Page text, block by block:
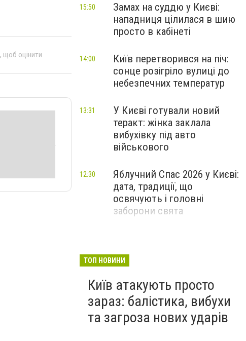
, щоб оцінити
Замах на суддю у Києві:
нападниця цілилася в шию
просто в кабінеті
15:50
Київ перетворився на піч:
сонце розігріло вулиці до
небезпечних температур
14:00
У Києві готували новий
теракт: жінка заклала
вибухівку під авто
військового
13:31
Яблучний Спас 2026 у Києві:
дата, традиції, що
освячують і головні
заборони свята
12:30
ТОП НОВИНИ
Київ атакують просто
зараз: балістика, вибухи
та загроза нових ударів